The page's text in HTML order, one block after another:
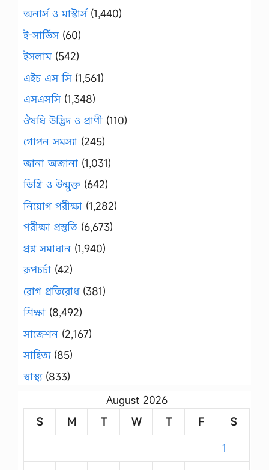
অনার্স ও মাস্টার্স(1,440)
ই-সার্ভিস(60)
ইসলাম(542)
এইচ এস সি(1,561)
এসএসসি(1,348)
ঔষধি উদ্ভিদ ও প্রাণী (110)
গোপন সমস্যা (245)
জানা অজানা (1,031)
ডিগ্রি ও উন্মুক্ত (642)
নিয়োগ পরীক্ষা (1,282)
পরীক্ষা প্রস্তুতি (6,673)
প্রশ্ন সমাধান (1,940)
রূপচর্চা (42)
রোগ প্রতিরোধ(381)
শিক্ষা (8,492)
সাজেশন (2,167)
সাহিত্য(85)
স্বাস্থ্য(833)
August 2026
S
M T W T F
S
1